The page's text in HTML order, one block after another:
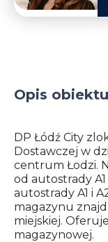
Opis obiektu
DP Łódź City
Dostawczej w
centrum Łodzi.
od autostrady A1
autostrady A1 i
magazynu
miejskiej.
magazynowej.